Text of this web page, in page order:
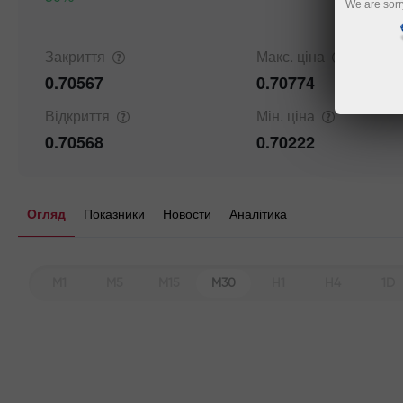
Закриття
0.70567
Макс. ціна
0.70774
Відкриття
0.70568
Мін. ціна
0.70222
Огляд Показники Новости Аналітика
M30
Details
We are